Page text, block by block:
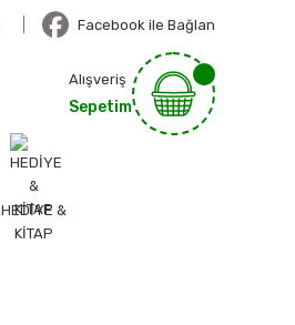
Facebook ile Bağlan
Alışveriş
Sepetim
HEDİYE &
KİTAP